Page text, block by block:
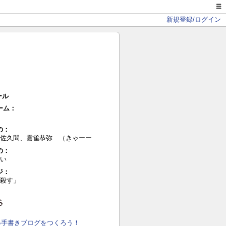
新規登録/ログイン
ル
ム：
久間、雲雀恭弥 （きゃーー
す」
書きブログをつくろう！